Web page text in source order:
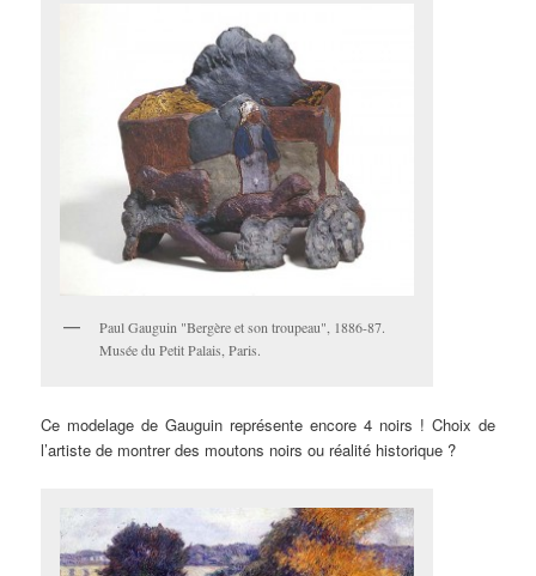
Paul Gauguin "Bergère et son troupeau", 1886-87.
Musée du Petit Palais, Paris.
Ce modelage de Gauguin représente encore 4 noirs ! Choix de
l’artiste de montrer des moutons noirs ou réalité historique ?